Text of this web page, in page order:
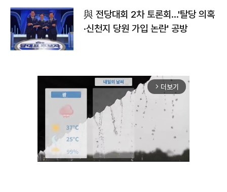
與 전당대회 2차 토론회…'탈당 의혹
·신천지 당원 가입 논란' 공방
arrow_forward_ios 더보기